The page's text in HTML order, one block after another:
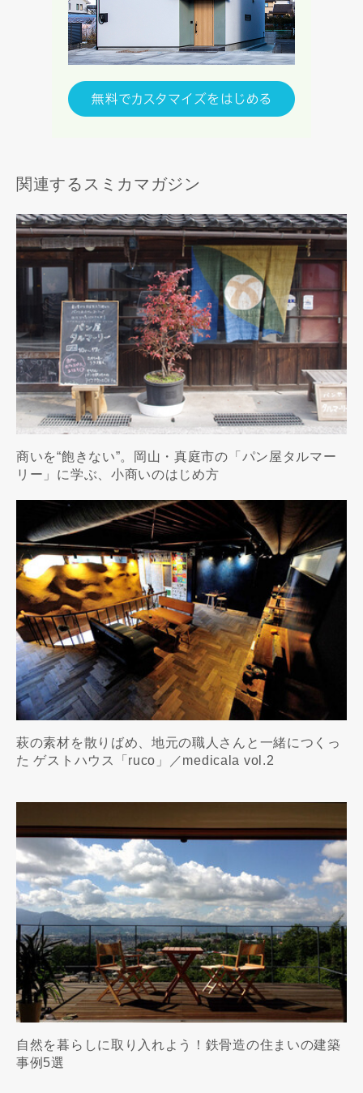
関連するスミカマガジン
商いを“飽きない”。岡山・真庭市の「パン屋タルマー
リー」に学ぶ、小商いのはじめ方
萩の素材を散りばめ、地元の職人さんと一緒につくっ
た ゲストハウス「ruco」／medicala vol.2
自然を暮らしに取り入れよう！鉄骨造の住まいの建築
事例5選